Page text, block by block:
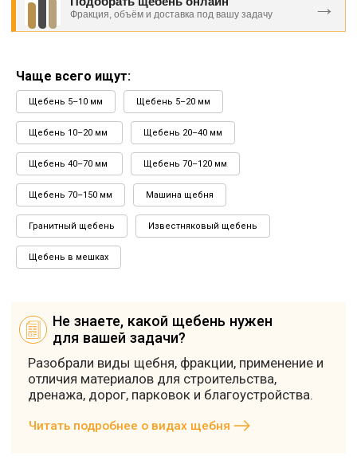
Чаще всего ищут:
Щебень 5–10 мм Щебень 5–20 мм
Щебень 10–20 мм Щебень 20–40 мм
Щебень 40–70 мм Щебень 70–120 мм
Щебень 70–150 мм Машина щебня
Гранитный щебень Известняковый щебень
Щебень в мешках
Читать подробнее о видах щебня
ДОСТАВКА
Доставка по СПб и Ленинградской области
Рассчитать стоимость доставки
ОПЛАТА
Оплата картой Оплата наличными
Безналичный расчет (с НДС/без НДС)
Отсрочка платежа для проверенных клиентов
КАРЬЕРЫ
Посмотреть на карте